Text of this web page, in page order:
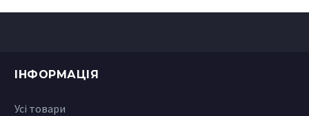
ІНФОРМАЦІЯ
Усі товари